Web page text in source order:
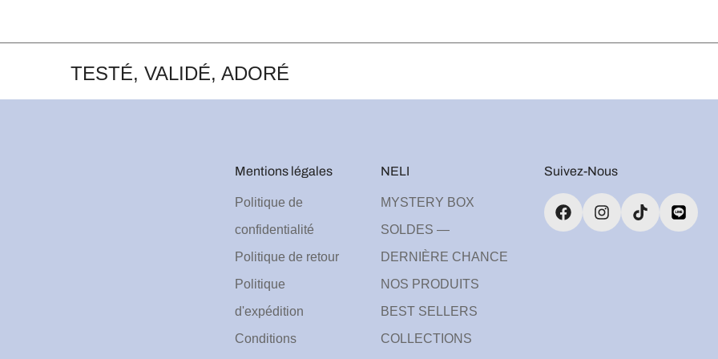
TESTÉ, VALIDÉ, ADORÉ
Mentions légales
Politique de
confidentialité
Politique de retour
Politique
d'expédition
Conditions
NELI
MYSTERY BOX
SOLDES —
DERNIÈRE CHANCE
NOS PRODUITS
BEST SELLERS
COLLECTIONS
Suivez-Nous